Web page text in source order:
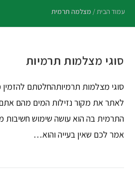
עמוד הבית/ מצלמה תרמית
סוגי מצלמות תרמיות
סוגי מצלמות תרמיותהחלטתם להזמין
לאתר את מקור נזילות המים מהם
התרמית בה הוא עושה שימוש
אמר לכם שאין בעייה והוא…